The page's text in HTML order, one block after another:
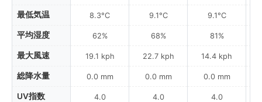
最低気温
平均湿度
最大風速
総降水量
UV指数
8.3°C
62%
19.1 kph
0.0 mm
4.0
9.1°C
68%
22.7 kph
0.0 mm
4.0
9.1°C
81%
14.4 kph
0.0 mm
4.0